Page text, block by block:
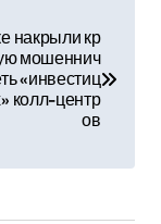
накрыли кр
мошеннич
«инвестиц
колл-центр
ов